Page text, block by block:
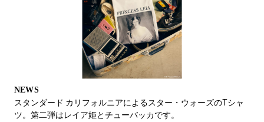
NEWS
スタンダード カリフォルニアによるスター・ウォーズのTシャ
ツ。第二弾はレイア姫とチューバッカです。
夏の風物詩 シイラを狙って。相模湾を駆け巡るフイナム フィッ